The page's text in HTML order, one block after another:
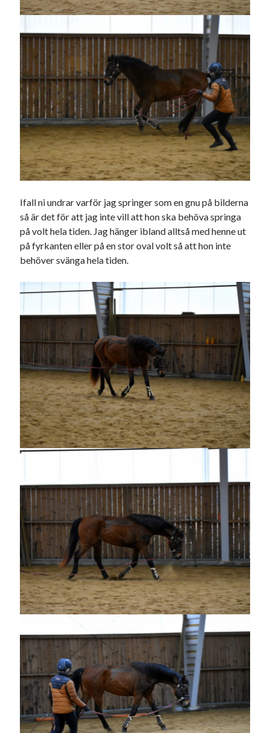
februari 2026
december 2025
november 2025
oktober 2025
september 2025
augusti 2025
juli 2025
juni 2025
maj 2025
april 2025
mars 2025
februari 2025
oktober 2024
september 2024
juli 2024
april 2024
mars 2024
februari 2024
januari 2024
december 2023
november 2023
oktober 2023
september 2023
augusti 2023
juli 2023
maj 2023
april 2023
mars 2023
februari 2023
januari 2023
december 2022
november 2022
oktober 2022
september 2022
augusti 2022
juni 2022
maj 2022
april 2022
mars 2022
februari 2022
januari 2022
Ifall ni undrar varför jag springer som en gnu på bilderna
så är det för att jag inte vill att hon ska behöva springa
på volt hela tiden. Jag hänger ibland alltså med henne ut
på fyrkanten eller på en stor oval volt så att hon inte
behöver svänga hela tiden.